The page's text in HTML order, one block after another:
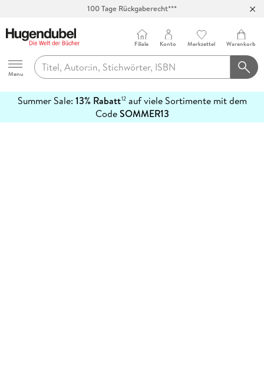
100 Tage Rückgaberecht***
Hugendubel
Menu
Filiale Konto Merkzettel Warenkorb
Summer Sale: 13% Rabatt12auf viele Sortimente mit dem
CodeSOMMER13
erfahren